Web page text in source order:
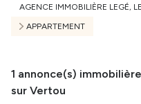
AGENCE IMMOBILIÈRE LEGÉ,
APPARTEMENT
1 annonce(s)
sur Vertou